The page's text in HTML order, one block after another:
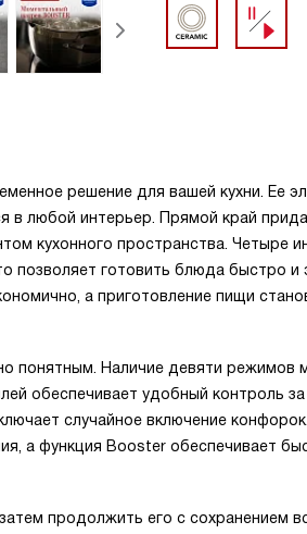
решение для вашей кухни. Ее
в любой интерьер. Прямой край
кухонного пространства. Четыре
позволяет готовить блюда быстро и
а приготовление пищи
понятным. Наличие девяти режимов
обеспечивает удобный контроль за
случайное включение
а функция Booster обеспечивает
продолжить его с сохранением